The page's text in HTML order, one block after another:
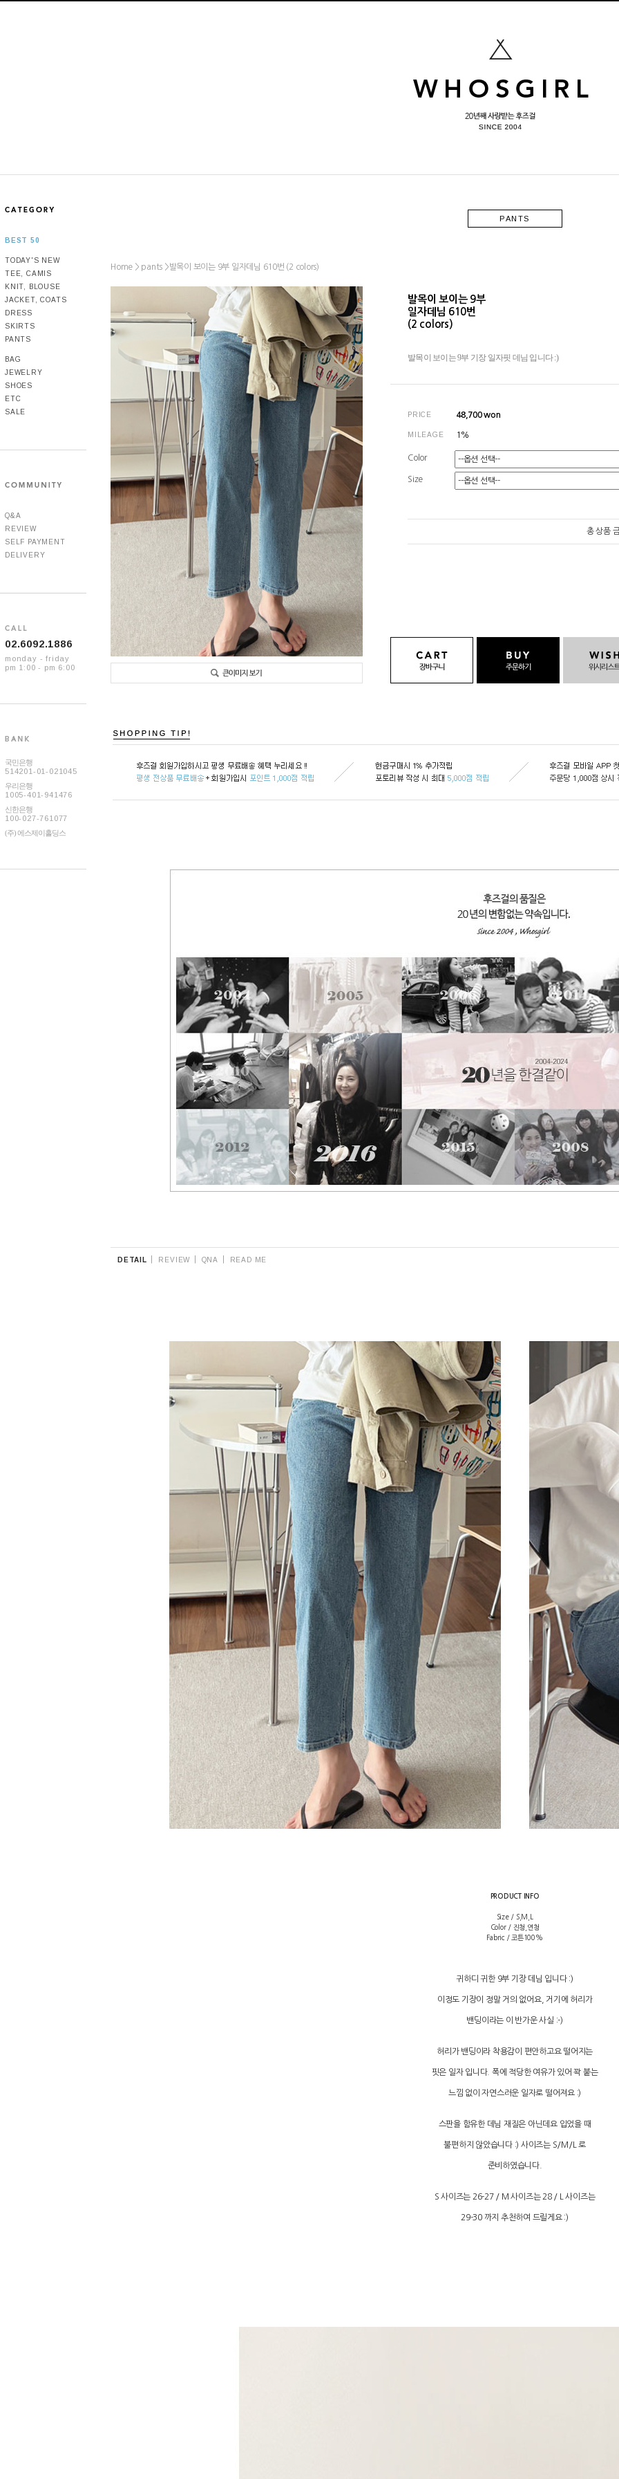
BEST 50
TODAY'S NEW
TEE, CAMIS
KNIT, BLOUSE
JACKET, COATS
DRESS
SKIRTS
PANTS
BAG
JEWELRY
SHOES
ETC
SALE
Q&A
REVIEW
SELF PAYMENT
DELIVERY
02.6092.1886
monday - friday
pm 1:00 - pm 6:00
국민은행
514201-01-021045
우리은행
1005-401-941476
신한은행
100-027-761077
(주) 에스제이홀딩스
PANTS
Home > pants >발목이 보이는 9부 일자데님 610번 (2 colors)
발목이 보이는 9부
일자데님 610번
(2 colors)
발목이 보이는 9부 기장 일자핏 데님 입니다 :)
PRICE 48,700won
MILEAGE 1%
Color
Size
총 상품
DETAIL REVIEW QNA READ ME
PRODUCT INFO
Size / S,M,L
Color / 진청,연청
Fabric / 코튼100%
귀하디 귀한 9부 기장 데님 입니다 :)
이정도 기장이 정말 거의 없어요, 거기에 허리가
밴딩이라는 이 반가운 사실 :-)
허리가 밴딩이라 착용감이 편안하고요 떨어지는
핏은 일자 입니다. 폭에 적당한 여유가 있어 꽉 붙는
느낌 없이 자연스러운 일자로 떨어져요 :)
스판을 함유한 데님 재질은 아닌데요 입었을 때
불편하지 않았습니다 :) 사이즈는 S/M/L 로
준비하였습니다.
S 사이즈는 26-27 / M 사이즈는 28 / L 사이즈는
29-30 까지 추천하여 드릴게요 :)